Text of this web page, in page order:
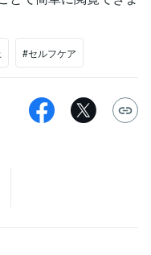
#セルフケア